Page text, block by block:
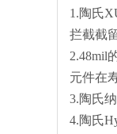
1.陶氏
拦截截
2.48mil
元件在
3.陶氏
4.陶氏